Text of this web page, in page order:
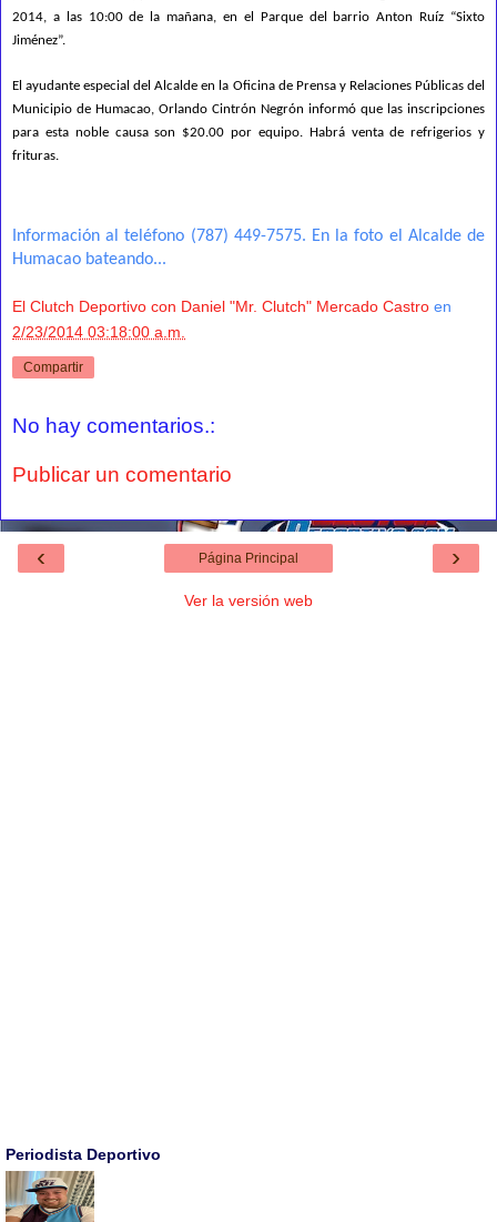
2014, a las 10:00 de la mañana, en el Parque del barrio Anton Ruíz “Sixto
Jiménez”.
El ayudante especial del Alcalde en la Oficina de Prensa y Relaciones Públicas del
Municipio de Humacao, Orlando Cintrón Negrón informó que las inscripciones
para esta noble causa son $20.00 por equipo. Habrá venta de refrigerios y
frituras.
Información al teléfono (787) 449-7575. En la foto el Alcalde de
Humacao bateando...
El Clutch Deportivo con Daniel "Mr. Clutch" Mercado Castro en
2/23/2014 03:18:00 a.m.
Compartir
No hay comentarios.:
Publicar un comentario
‹ ›
Página Principal
Ver la versión web
Periodista Deportivo